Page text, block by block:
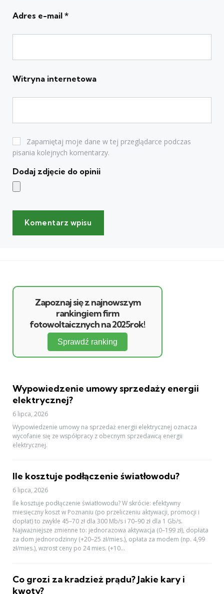
Adres e-mail *
Witryna internetowa
Zapamiętaj moje dane w tej przeglądarce podczas
pisania kolejnych komentarzy.
Dodaj zdjęcie do opinii
Zapoznaj się z najnowszym
rankingiem firm
fotowoltaicznych na 2025rok!
Sprawdź ranking
Wypowiedzenie umowy sprzedaży energii
elektrycznej?
6 lipca, 2026
Wypowiedzenie umowy na sprzedaż energii elektrycznej oznacza
wycofanie się ze współpracy z obecnym sprzedawcą energii
elektrycznej.
Ile kosztuje podłączenie światłowodu?
6 lipca, 2026
Ile kosztuje podłączenie światłowodu? W skrócie: efektywny
miesięczny koszt w Poznaniu (po przeliczeniu aktywacji, promocji i
dopłat) to zwykle 45–70 zł dla 300 Mb/s i 70–90 zł dla 1 Gb/s.
Najważniejsze zmienne to: jednorazowa aktywacja (0–199 zł), dopłata
za dom jednorodzinny (+20–25 zł/mies.), opłata za modem (np. 4,99
zł/mies.), wzrost ceny po 24 mies. (+10...
Co grozi za kradzież prądu? Jakie kary i
kwoty?